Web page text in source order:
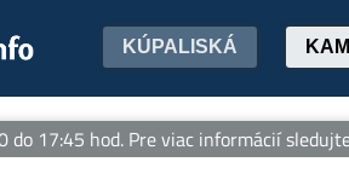
KÚPALISKÁ
17:45 hod. Pre viac informácií